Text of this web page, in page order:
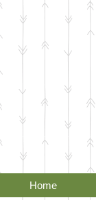
Home